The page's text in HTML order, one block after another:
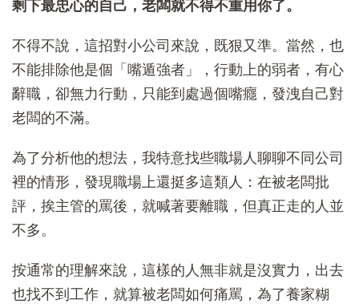
剩下最忠心的自己，老闆就不得不重用你了。
不得不說，這招對小公司來說，既狠又準。當然，也
不能排除他是個「嘴遁強者」，行動上的弱者，有心
辭職，卻無力行動，只能到處過個嘴癮，發洩自己對
老闆的不滿。
為了分析他的想法，我特意找些職場人聊聊不同公司
裡的情形，發現職場上還挺多這類人：在被老闆批
評，挨主管的罵後，就喊著要離職，但真正走的人並
不多。
按通常的理解來說，這樣的人無非就是沒實力，出去
也找不到工作，就算被老闆如何痛駡，為了養家糊